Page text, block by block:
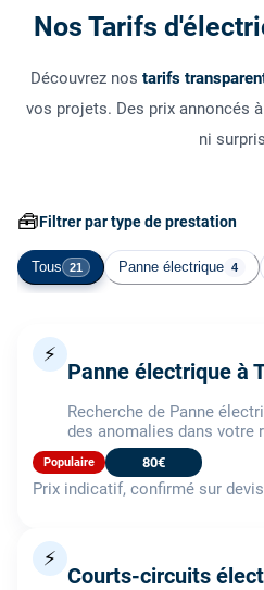
Nos Tarifs
Découvrez nos tarifs
vos projets. Des prix annoncés
ni
🧰Filtrer par type de prestation
Tous 21 Panne électrique 4
⚡
Panne électrique à
Recherche de Panne
des anomalies dans votre
Populaire 80€
Prix indicatif, confirmé sur
⚡
Courts-circuits